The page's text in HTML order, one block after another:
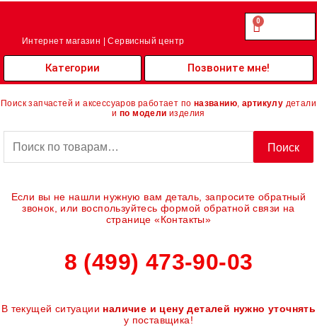
Перейти
Интернет магазин | Сервисный центр
0.00
0
Cart
Категории Позвоните мне!
Поиск запчастей и аксессуаров работает по названию артикулу детали
и по модели изделия
Поиск
Если вы не нашли нужную вам деталь, запросите обратный
звонок, или воспользуйтесь формой обратной связи на
странице «Контакты»
8 (499) 473-90-03
В текущей ситуации наличие и цену деталей нужно уточнять
у поставщика!